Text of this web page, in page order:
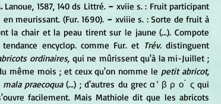
Lanoue, 1587, 140 ds Littré. − xviie s. : Fruit participant
meurissant. (Fur. 1690). − xviiie s. : Sorte de fruit à
la chair et la peau tirent sur le jaune (...). Compote
encyclop. comme Fur. et Trév. distinguent
ordinaires, qui ne mûrissent qu'à la mi-Juillet ;
même mois ; et ceux qu'on nomme le petit abricot,
mala praecoqua (...) ; d'autres du grec α ̔ β ρ ο ́ ς qui
facilement. Mais Mathiole dit que les abricots